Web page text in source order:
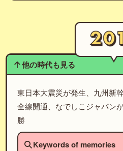
他の時代も見る
東日本大震災が発生、九州
全線開通、なでしこジャパン
勝
Keywords of memories